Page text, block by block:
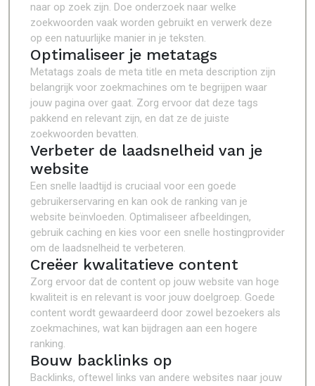
naar op zoek zijn. Doe onderzoek naar welke
zoekwoorden vaak worden gebruikt en verwerk deze
op een natuurlijke manier in je teksten.
Optimaliseer je metatags
Metatags zoals de meta title en meta description zijn
belangrijk voor zoekmachines om te begrijpen waar
jouw pagina over gaat. Zorg ervoor dat deze tags
pakkend en relevant zijn, en dat ze de juiste
zoekwoorden bevatten.
Verbeter de laadsnelheid van je
website
Een snelle laadtijd is cruciaal voor een goede
gebruikerservaring en kan ook de ranking van je
website beïnvloeden. Optimaliseer afbeeldingen,
gebruik caching en kies voor een snelle hostingprovider
om de laadsnelheid te verbeteren.
Creëer kwalitatieve content
Zorg ervoor dat de content op jouw website van hoge
kwaliteit is en relevant is voor jouw doelgroep. Goede
content wordt gewaardeerd door zowel bezoekers als
zoekmachines, wat kan bijdragen aan een hogere
ranking.
Bouw backlinks op
Backlinks, oftewel links van andere websites naar jouw